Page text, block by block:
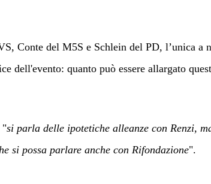
Conte del M5S e Schlein del PD, l’unica a
dell'evento: quanto può essere allargato
"si parla delle ipotetiche alleanze con Renzi,
si possa parlare anche con Rifondazione".